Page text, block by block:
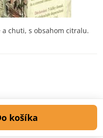
chuti, s obsahom citralu.
Do košíka